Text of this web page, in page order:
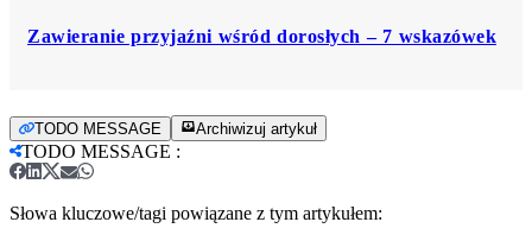
Zawieranie przyjaźni wśród dorosłych – 7 wskazówek
TODO MESSAGE Archiwizuj artykuł
TODO MESSAGE :
Słowa kluczowe/tagi powiązane z tym artykułem: